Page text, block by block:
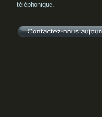
téléphonique.